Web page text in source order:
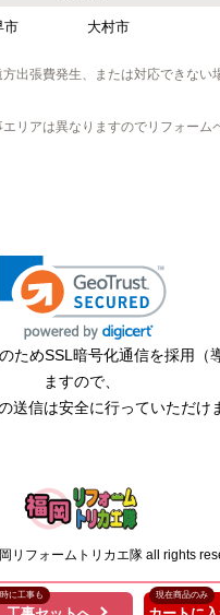
1日休まなければならなかっ
に商品が届きましたか？
十分なものでしたか？
品】エアコン・クーラー
年02月頃（モバイルから
を選んだ理由は？】
に工事も 現在商品のみ
市 大村市
出張費発生、または対応できない
リアは異なりますのでリフォーム
ためSSL暗号化通信を採用（
ますので、
送信は安全に行っていただけ
リフォームトリカエ隊 all rights